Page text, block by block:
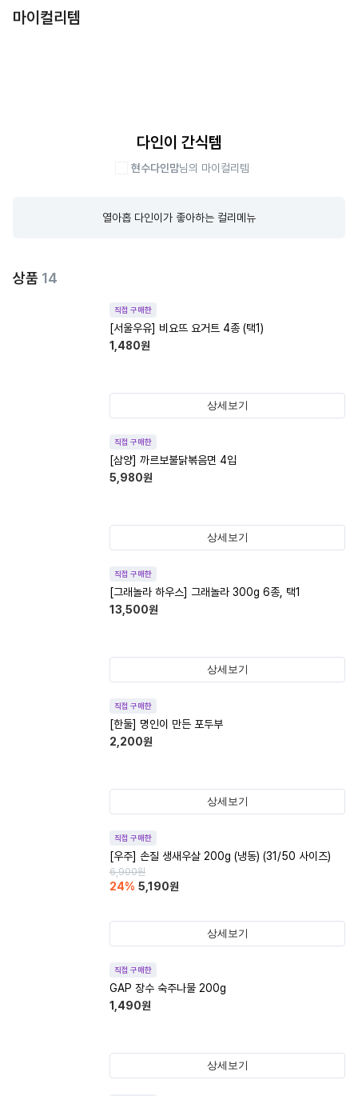
마이컬리템
다인이 간식템
현수다인맘님의 마이컬리템
열아홉 다인이가 좋아하는 컬리메뉴
상품 14
직접 구매한
[서울우유] 비요뜨 요거트 4종 (택1)
1,480원
상세보기
직접 구매한
[삼양] 까르보불닭볶음면 4입
5,980원
상세보기
직접 구매한
[그래놀라 하우스] 그래놀라 300g 6종, 택1
13,500원
상세보기
직접 구매한
[한둘] 명인이 만든 포두부
2,200원
상세보기
직접 구매한
[우주] 손질 생새우살 200g (냉동) (31/50 사이즈)
6,900원
24% 5,190원
상세보기
직접 구매한
GAP 장수 숙주나물 200g
1,490원
상세보기